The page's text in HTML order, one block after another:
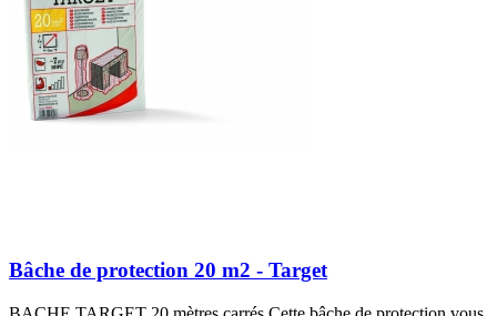
Bâche de protection 20 m2 - Target